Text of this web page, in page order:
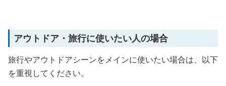
アウトドア・旅行に使いたい人の場合
旅行やアウトドアシーンをメインに使いたい場合は、以下
を重視してください。